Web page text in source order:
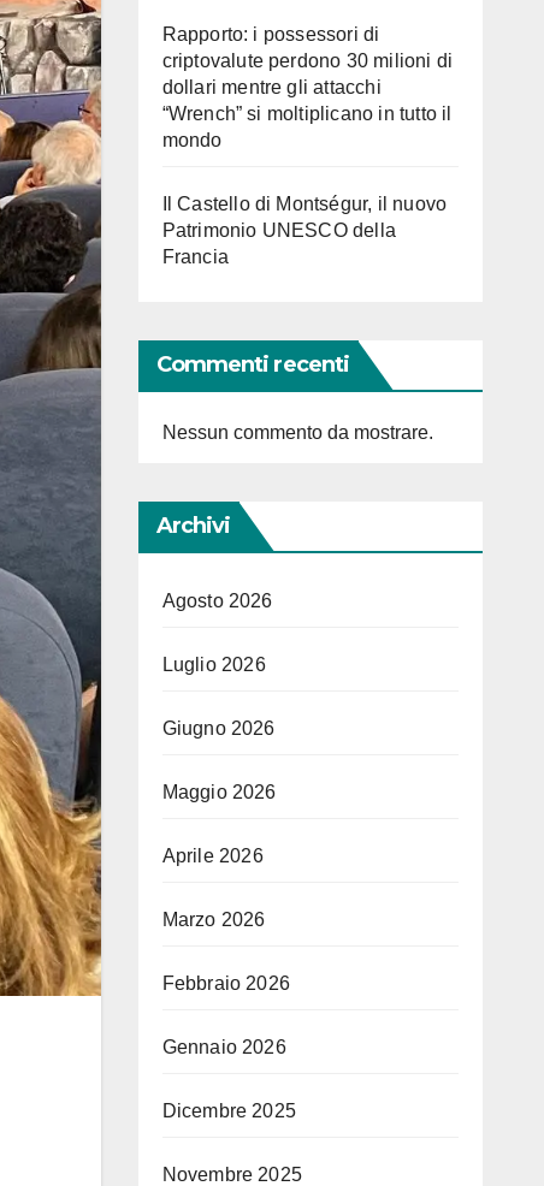
Rapporto: i possessori di
criptovalute perdono 30 milioni di
dollari mentre gli attacchi
“Wrench” si moltiplicano in tutto il
mondo
Il Castello di Montségur, il nuovo
Patrimonio UNESCO della
Francia
Commenti recenti
Nessun commento da mostrare.
Archivi
Agosto 2026
Luglio 2026
Giugno 2026
Maggio 2026
Aprile 2026
Marzo 2026
Febbraio 2026
Gennaio 2026
Dicembre 2025
Novembre 2025